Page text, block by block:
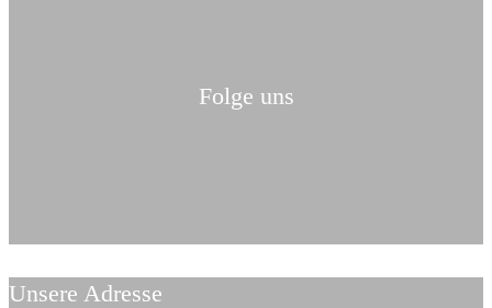
Folge uns
Unsere Adresse